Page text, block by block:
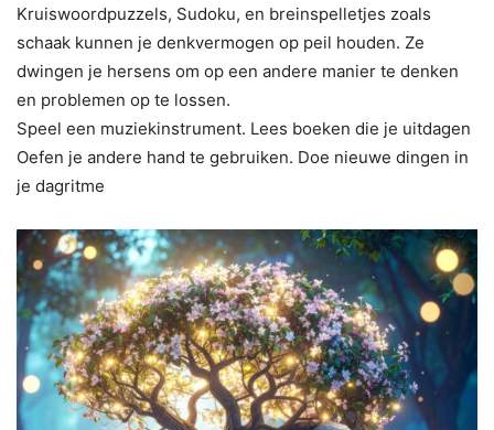
Kruiswoordpuzzels, Sudoku, en breinspelletjes zoals
schaak kunnen je denkvermogen op peil houden. Ze
dwingen je hersens om op een andere manier te denken
en problemen op te lossen.
Speel een muziekinstrument. Lees boeken die je uitdagen
Oefen je andere hand te gebruiken. Doe nieuwe dingen in
je dagritme